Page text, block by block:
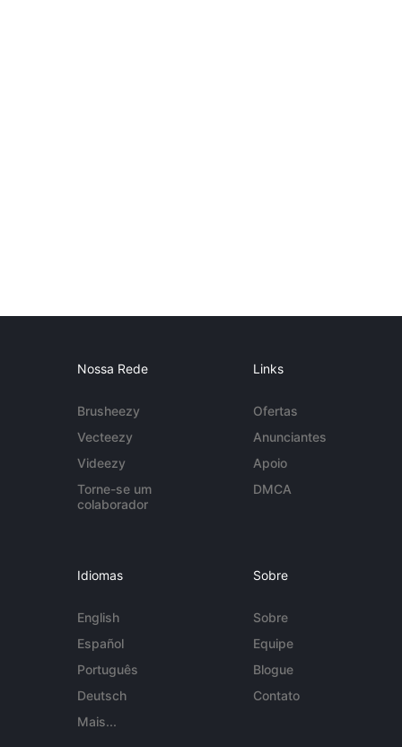
Nossa Rede
Brusheezy
Vecteezy
Videezy
Torne-se um
colaborador
Links
Ofertas
Anunciantes
Apoio
DMCA
Idiomas
English
Español
Português
Deutsch
Mais...
Sobre
Sobre
Equipe
Blogue
Contato